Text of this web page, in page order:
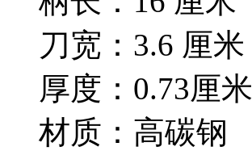
刀宽：3.6 厘米
厚度：0.73厘米
材质：高碳钢